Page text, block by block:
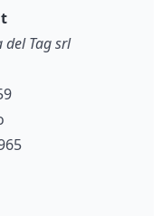
del Tag srl